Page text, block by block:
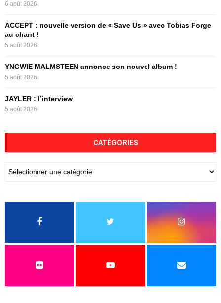
6 août 2026
ACCEPT : nouvelle version de « Save Us » avec Tobias Forge
au chant !
5 août 2026
YNGWIE MALMSTEEN annonce son nouvel album !
5 août 2026
JAYLER : l’interview
5 août 2026
CATÉGORIES